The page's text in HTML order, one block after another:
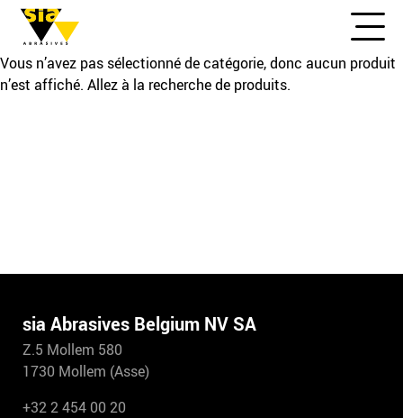
Vous n’avez pas sélectionné de catégorie, donc aucun produit
n’est affiché. Allez à la recherche de produits.
sia Abrasives Belgium NV SA
Z.5 Mollem 580
1730 Mollem (Asse)
+32 2 454 00 20